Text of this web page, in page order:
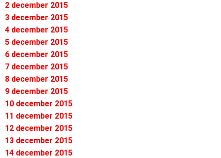
2 december 2015
3 december 2015
4 december 2015
5 december 2015
6 december 2015
7 december 2015
8 december 2015
9 december 2015
10 december 2015
11 december 2015
12 december 2015
13 december 2015
14 december 2015